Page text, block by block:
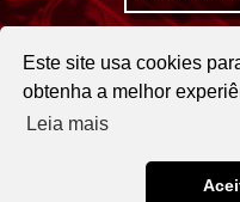
Este site usa cookies
obtenha a melhor
Leia mais